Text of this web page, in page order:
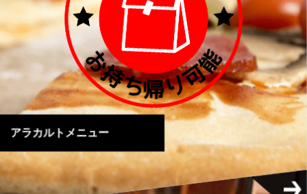
アラカルトメニュー